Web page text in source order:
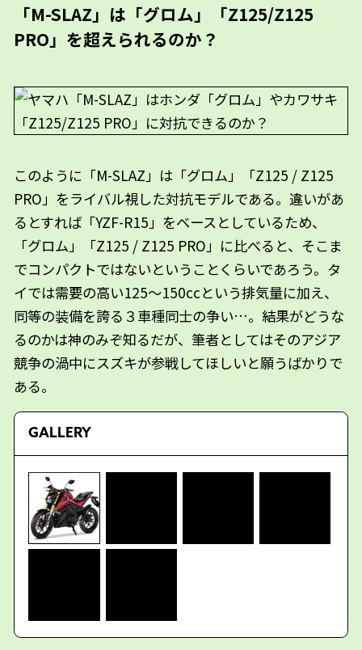
「M-SLAZ」は「グロム」「Z125/Z125
PRO」を超えられるのか？
このように「M-SLAZ」は「グロム」「Z125 / Z125
PRO」をライバル視した対抗モデルである。違いがあ
るとすれば「YZF-R15」をベースとしているため、
「グロム」「Z125 / Z125 PRO」に比べると、そこま
でコンパクトではないということくらいであろう。タ
イでは需要の高い125〜150ccという排気量に加え、
同等の装備を誇る３車種同士の争い…。結果がどうな
るのかは神のみぞ知るだが、筆者としてはそのアジア
競争の渦中にスズキが参戦してほしいと願うばかりで
ある。
GALLERY